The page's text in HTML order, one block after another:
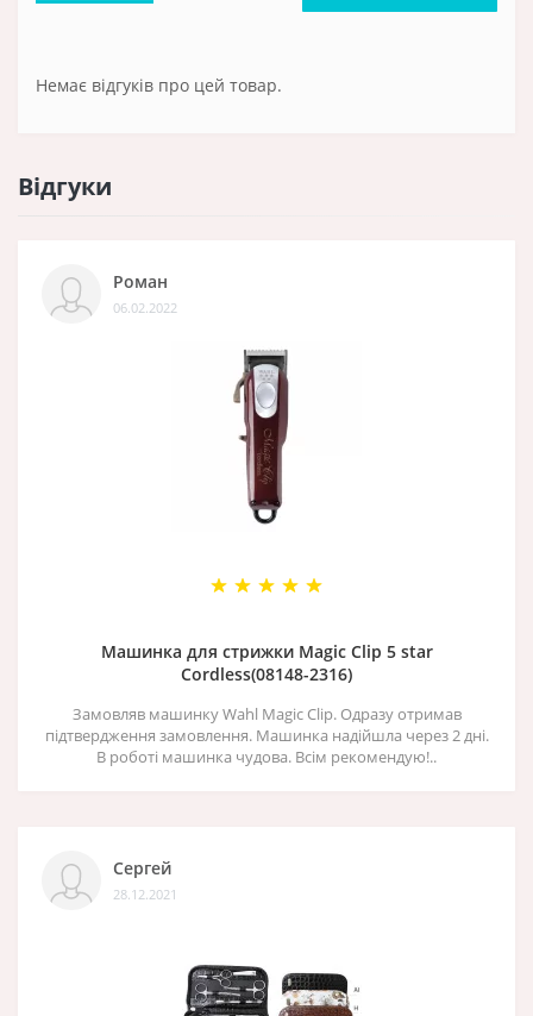
Немає відгуків про цей товар.
Відгуки
Роман
06.02.2022
Машинка для стрижки Magic Clip 5 star
Cordless(08148-2316)
Замовляв машинку Wahl Magic Clip. Одразу отримав
підтвердження замовлення. Машинка надійшла через 2 дні.
В роботі машинка чудова. Всім рекомендую!..
Сергей
28.12.2021